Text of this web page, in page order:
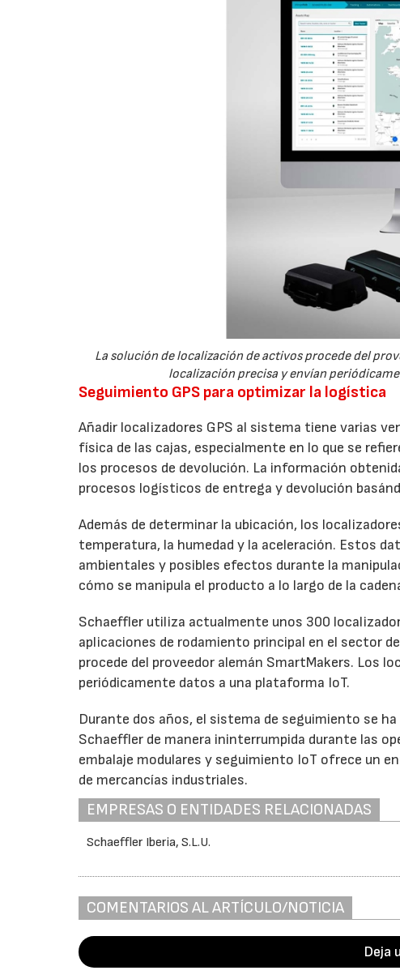
La solución de localización de activos procede del
localización precisa y envían
Seguimiento GPS para optimizar la logística
Añadir localizadores GPS al sistema tiene varias
física de las cajas, especialmente en lo que se
los procesos de devolución. La información
procesos logísticos de entrega y devolución
Además de determinar la ubicación, los
temperatura, la humedad y la aceleración. Estos
ambientales y posibles efectos durante la
cómo se manipula el producto a lo largo de la
Schaeffler utiliza actualmente unos 300
aplicaciones de rodamiento principal en el sector
procede del proveedor alemán SmartMakers. Los
periódicamente datos a una plataforma IoT.
Durante dos años, el sistema de seguimiento se
Schaeffler de manera ininterrumpida durante las
embalaje modulares y seguimiento IoT ofrece un
de mercancías industriales.
EMPRESAS O ENTIDADES RELACIONADAS
Schaeffler Iberia, S.L.U.
COMENTARIOS AL ARTÍCULO/NOTICIA
Deja